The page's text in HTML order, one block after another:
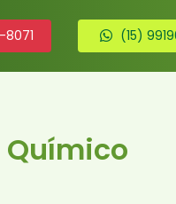
8071 (15)